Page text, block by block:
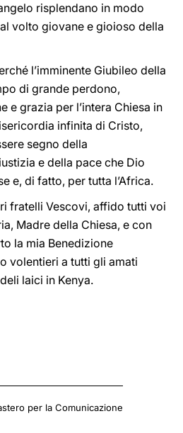
risplendano in modo
volto giovane e gioioso della
l’imminente Giubileo della
di grande perdono,
e grazia per l’intera Chiesa in
infinita di Cristo,
segno della
e della pace che Dio
e, di fatto, per tutta l’Africa.
fratelli Vescovi, affido tutti voi
Madre della Chiesa, e con
la mia Benedizione
volentieri a tutti gli amati
laici in Kenya.
per la Comunicazione